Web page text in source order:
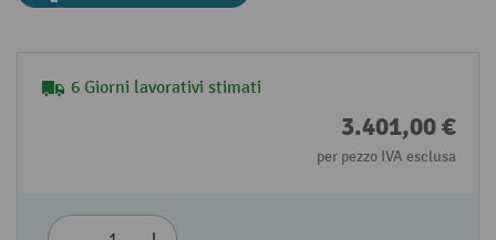
6 Giorni lavorativi stimati
3.401,00 €
per pezzo IVA esclusa